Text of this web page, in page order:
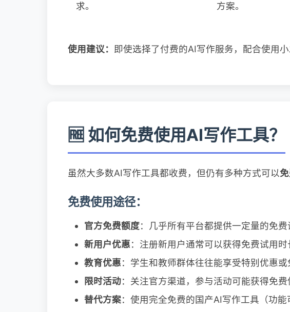
求。
方案。
使用建议： 即使选择了付费的AI写作服务，配合使用
🆓 如何免费使用AI写作工具？
虽然大多数AI写作工具都收费，但仍有多种方式可以
免费使用途径：
官方免费额度：几乎所有平台都提供一定量的免
新用户优惠：注册新用户通常可以获得免费试用
教育优惠：学生和教师群体往往能享受特别优惠或
限时活动：关注官方渠道，参与活动可能获得免费
替代方案：使用完全免费的国产AI写作工具（功能